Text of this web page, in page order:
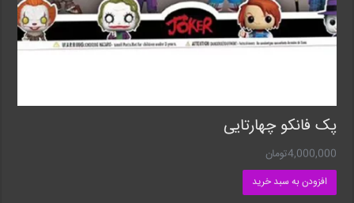
پک فانکو چهارتایی
4,000,000تومان
افزودن به سبد خرید